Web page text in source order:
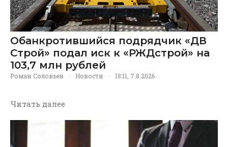
Обанкротившийся подрядчик «ДВ
Строй» подал иск к «РЖДстрой» на
103,7 млн рублей
Роман Соловьев · Новости · 18:11, 7.8.2026
Читать далее